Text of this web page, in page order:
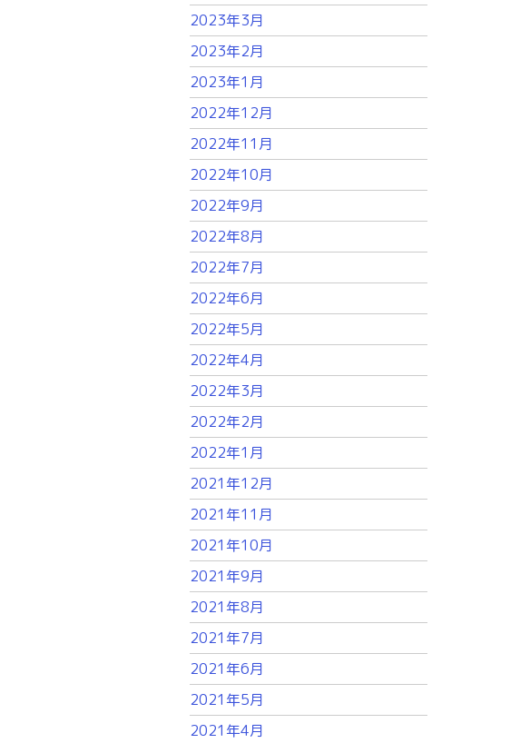
2023年3月
2023年2月
2023年1月
2022年12月
2022年11月
2022年10月
2022年9月
2022年8月
2022年7月
2022年6月
2022年5月
2022年4月
2022年3月
2022年2月
2022年1月
2021年12月
2021年11月
2021年10月
2021年9月
2021年8月
2021年7月
2021年6月
2021年5月
2021年4月